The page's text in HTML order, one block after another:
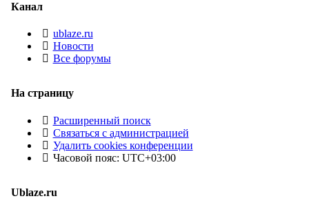
Канал
ublaze.ru
Новости
Все форумы
На страницу
Расширенный поиск
Связаться с администрацией
Удалить cookies конференции
Часовой пояс: UTC+03:00
Ublaze.ru